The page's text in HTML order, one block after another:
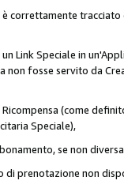
correttamente
Link Speciale in
fosse servito da
(come
Speciale),
se non
di prenotazione non